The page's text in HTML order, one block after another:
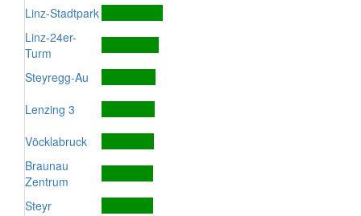
Linz-Stadtpark
Linz-24er-
Turm
Steyregg-Au
Lenzing 3
Vöcklabruck
Braunau
Zentrum
Steyr